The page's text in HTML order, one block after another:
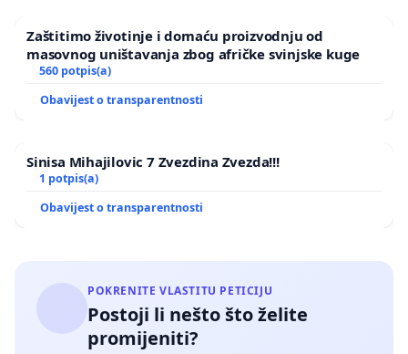
Zaštitimo životinje i domaću proizvodnju od
masovnog uništavanja zbog afričke svinjske kuge
560 potpis(a)
Obavijest o transparentnosti
Sinisa Mihajilovic 7 Zvezdina Zvezda!!!
1 potpis(a)
Obavijest o transparentnosti
POKRENITE VLASTITU PETICIJU
Postoji li nešto što želite
promijeniti?